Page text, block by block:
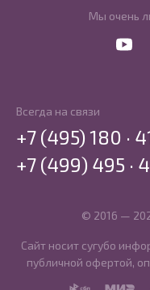
Мы очень
Всегда на связи
+7 (495) 180 ·
+7 (499) 495 ·
© 2016 —
Сайт носит сугубо
публичной офертой,
SBP
MIR